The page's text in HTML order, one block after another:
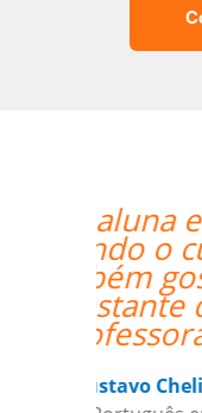
your
great
his
me